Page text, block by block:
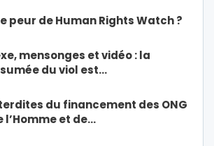
peur de Human Rights Watch ?
mensonges et vidéo : la
du viol est…
du financement des ONG
l’Homme et de…